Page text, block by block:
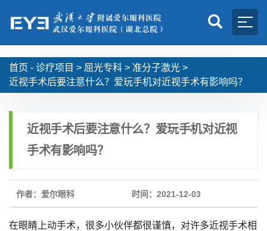
首页 - 诊疗项目 > 屈光专科 > 准分子激光 >
近视手术后要注意什么？爱玩手机对近视手术有影响吗？
近视手术后要注意什么？爱玩手机对近视
手术有影响吗？
作者：爱尔眼科 时间：2021-12-03
在眼睛上动手术，很多小伙伴都很谨慎，对许多近视手术相